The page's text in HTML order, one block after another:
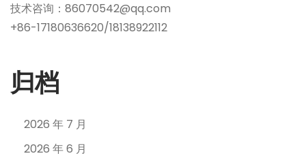
技术咨询：86070542@qq.com
+86-17180636620/18138922112
归档
2026 年 7 月
2026 年 6 月